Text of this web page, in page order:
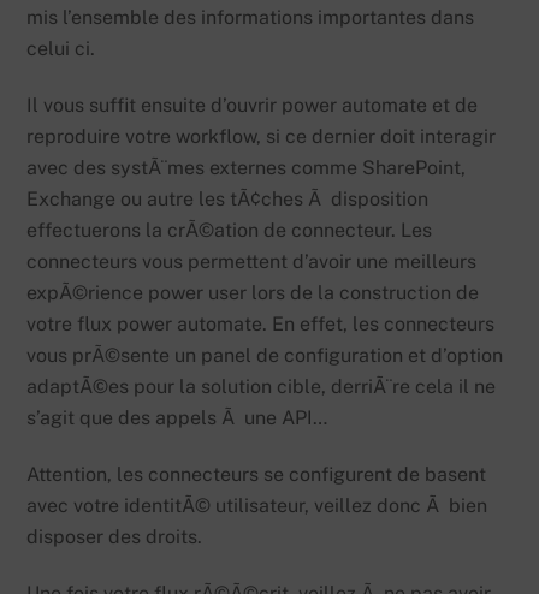
mis l’ensemble des informations importantes dans
celui ci.
Il vous suffit ensuite d’ouvrir power automate et de
reproduire votre workflow, si ce dernier doit interagir
avec des systÃ¨mes externes comme SharePoint,
Exchange ou autre les tÃ¢ches Ã disposition
effectuerons la crÃ©ation de connecteur. Les
connecteurs vous permettent d’avoir une meilleurs
expÃ©rience power user lors de la construction de
votre flux power automate. En effet, les connecteurs
vous prÃ©sente un panel de configuration et d’option
adaptÃ©es pour la solution cible, derriÃ¨re cela il ne
s’agit que des appels Ã une API…
Attention, les connecteurs se configurent de basent
avec votre identitÃ© utilisateur, veillez donc Ã bien
disposer des droits.